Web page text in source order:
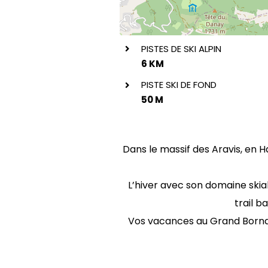
PISTES DE SKI ALPIN
6 KM
PISTE SKI DE FOND
50 M
Dans le massif des Aravis, en
L’hiver avec son domaine
trail
Vos vacances au Grand